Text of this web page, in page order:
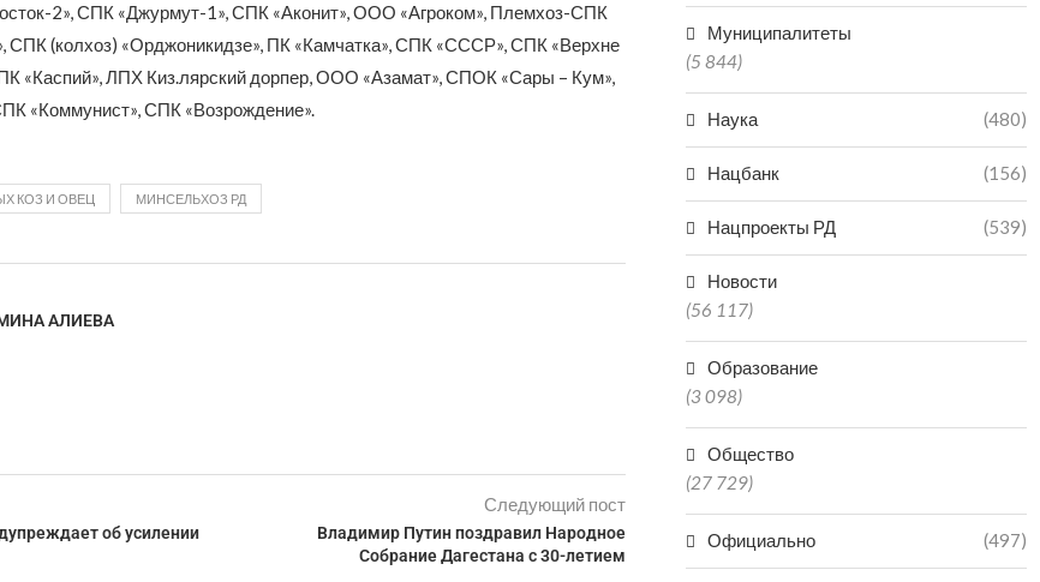
2», СПК «Джурмут-1», СПК «Аконит», ООО «Агроком», Племхоз-СПК
СПК (колхоз) «Орджоникидзе», ПК «Камчатка», СПК «СССР», СПК «Верхне
«Каспий», ЛПХ Киз.лярский дорпер, ООО «Азамат», СПОК «Сары – Кум»,
«Коммунист», СПК «Возрождение».
КОЗ И ОВЕЦ МИНСЕЛЬХОЗ РД
АЛИЕВА
об усилении
Следующий пост
Владимир Путин поздравил Народное
Собрание Дагестана с 30-летием
Муниципалитеты
(5 844)
Наука (480)
Нацбанк (156)
Нацпроекты РД (539)
Новости
(56 117)
Образование
(3 098)
Общество
(27 729)
Официально (497)